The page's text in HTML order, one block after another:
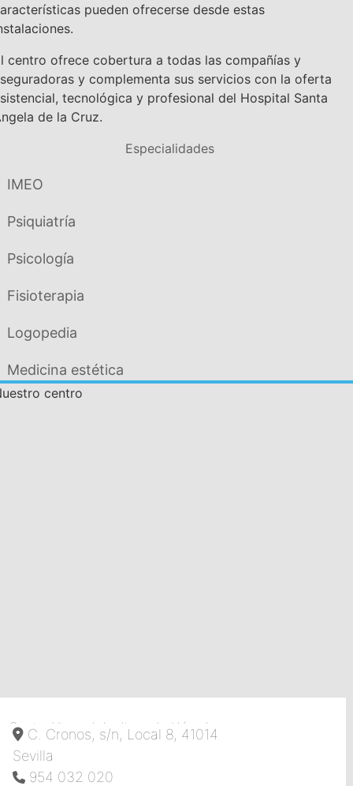
pueden ofrecerse desde estas
centro ofrece cobertura a todas las compañías y
y complementa sus servicios con la oferta
tecnológica y profesional del Hospital Santa
de la Cruz.
Especialidades
IMEO
Psiquiatría
Psicología
Fisioterapia
Logopedia
Medicina estética
centro
Centro Viamed Jardines de Hércules
C. Cronos, s/n, Local 8, 41014
Sevilla
954 032 020